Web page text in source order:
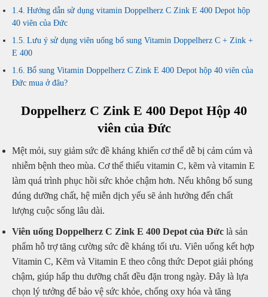
Hướng dẫn sử dụng vitamin Doppelherz C Zink E 400 Depot hộp
40 viên của Đức
Lưu ý sử dụng viên uống bố sung Vitamin Doppelherz C + Zink +
E 400
Bổ sung Vitamin Doppelherz C Zink E 400 Depot hộp 40 viên của
Đức mua ở đâu?
Doppelherz C Zink E 400 Depot Hộp 40
viên của Đức
Mệt mỏi, suy giảm sức đề kháng khiến cơ thể dễ bị cảm cúm và
nhiễm bệnh theo mùa. Cơ thể thiếu vitamin C, kẽm và vitamin E
làm quá trình phục hồi sức khỏe chậm hơn. Nếu không bổ sung
đúng dưỡng chất, hệ miễn dịch yếu sẽ ảnh hưởng đến chất
lượng cuộc sống lâu dài.
Viên uống Doppelherz C Zink E 400 Depot của Đức là sản
phẩm hỗ trợ tăng cường sức đề kháng tối ưu. Viên uống kết hợp
Vitamin C, Kẽm và Vitamin E theo công thức Depot giải phóng
chậm, giúp hấp thu dưỡng chất đều đặn trong ngày. Đây là lựa
chọn lý tưởng để bảo vệ sức khỏe, chống oxy hóa và tăng